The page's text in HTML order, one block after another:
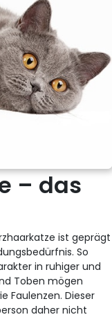
– das
ist geprägt
So
in ruhiger und
Toben mögen
Faulenzen. Dieser
daher nicht